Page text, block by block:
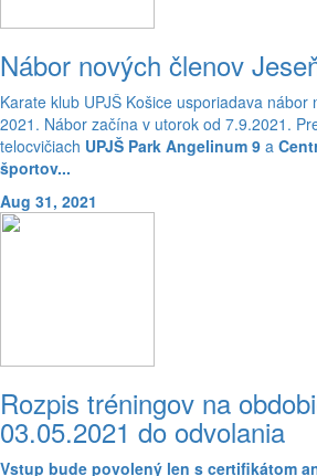
Nábor nových členov
Karate klub UPJŠ Košice usporiadava nábor
2021. Nábor začína v utorok od 7.9.2021.
telocvičiach UPJŠ Park Angelinum 9 a
športov...
Aug 31, 2021
Rozpis tréningov na
03.05.2021 do odvolania
Vstup bude povolený len s certifikátom